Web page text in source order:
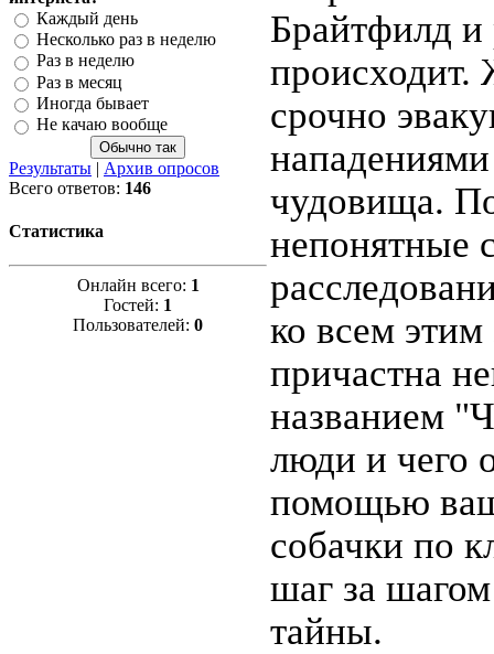
Каждый день
Несколько раз в неделю
Раз в неделю
Раз в месяц
Иногда бывает
Не качаю вообще
Результаты | Архив опросов
Всего ответов: 146
Статистика
Онлайн всего: 1
Гостей: 1
Пользователей: 0
Брайтфилд и
происходит.
срочно
чудовища.
непонятные
ко всем
причастна
названием
люди и чего
помощью
собачки по
шаг за шагом
тайны.